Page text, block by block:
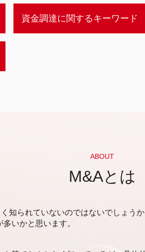
資金調達に関するキーワード
メザニンファイナンス メリット
エクイティファイナンス
アセットファイナンス 間接金融
アセットファイナンス
ABOUT
M&Aとは
知られていないのではないでしょう
いかと思います。